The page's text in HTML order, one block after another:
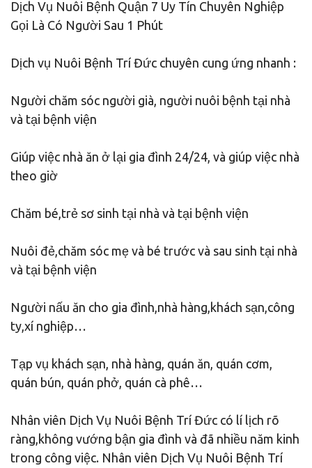
Dịch Vụ Nuôi Bệnh Quận 7 Uy Tín Chuyên Nghiệp
Gọi Là Có Người Sau 1 Phút
Dịch vụ Nuôi Bệnh Trí Đức chuyên cung ứng nhanh :
Người chăm sóc người già, người nuôi bệnh tại nhà
và tại bệnh viện
Giúp việc nhà ăn ở lại gia đình 24/24, và giúp việc nhà
theo giờ
Chăm bé,trẻ sơ sinh tại nhà và tại bệnh viện
Nuôi đẻ,chăm sóc mẹ và bé trước và sau sinh tại nhà
và tại bệnh viện
Người nấu ăn cho gia đình,nhà hàng,khách sạn,công
ty,xí nghiệp…
Tạp vụ khách sạn, nhà hàng, quán ăn, quán cơm,
quán bún, quán phở, quán cà phê…
Nhân viên Dịch Vụ Nuôi Bệnh Trí Đức có lí lịch rõ
ràng,không vướng bận gia đình và đã nhiều năm kinh
trong công việc. Nhân viên Dịch Vụ Nuôi Bệnh Trí